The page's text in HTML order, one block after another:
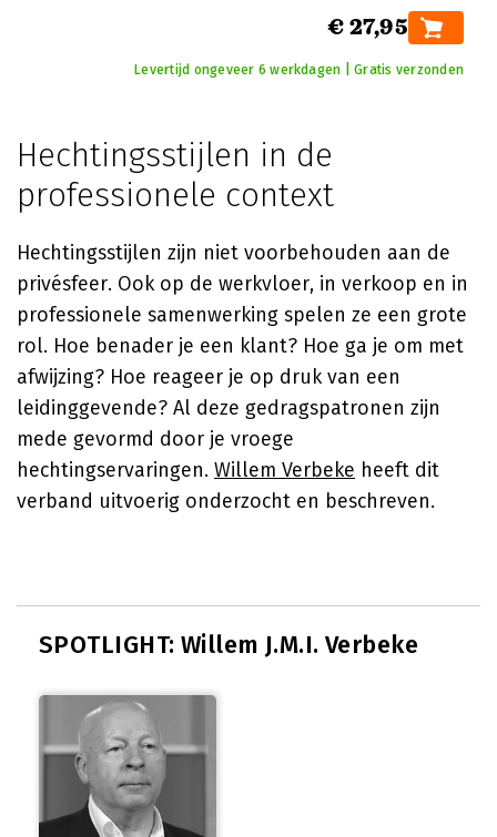
€ 27,95
Levertijd ongeveer 6 werkdagen | Gratis verzonden
Hechtingsstijlen in de
professionele context
Hechtingsstijlen zijn niet voorbehouden aan de
privésfeer. Ook op de werkvloer, in verkoop en in
professionele samenwerking spelen ze een grote
rol. Hoe benader je een klant? Hoe ga je om met
afwijzing? Hoe reageer je op druk van een
leidinggevende? Al deze gedragspatronen zijn
mede gevormd door je vroege
hechtingservaringen. Willem Verbeke heeft dit
verband uitvoerig onderzocht en beschreven.
SPOTLIGHT: Willem J.M.I. Verbeke